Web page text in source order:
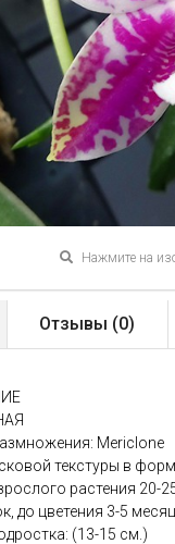
Нажмите на
Отзывы (0)
Mericlone
текстуры в
растения 20-
до цветения 3-5
(13-15 см.)